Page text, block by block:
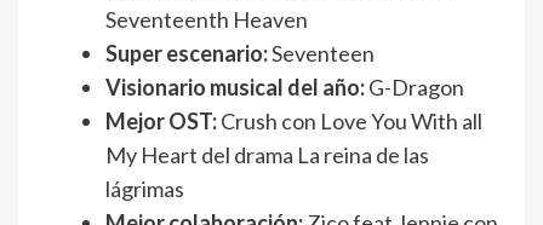
Seventeenth Heaven
Super escenario:Seventeen
Visionario musical del año:G-Dragon
Mejor OST:Crush con Love You With all
My Heart del drama La reina de las
lágrimas